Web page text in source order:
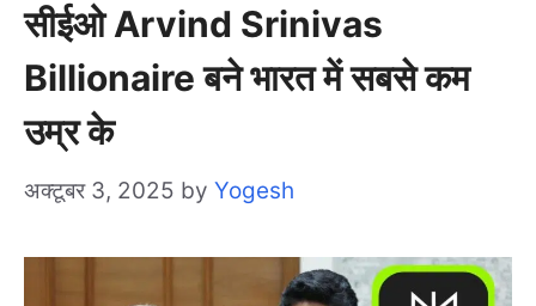
सीईओ Arvind Srinivas
Billionaire बने भारत में सबसे कम
उम्र के
अक्टूबर 3, 2025 by Yogesh